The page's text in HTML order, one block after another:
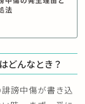
法
どんなとき？
謗中傷が書き込